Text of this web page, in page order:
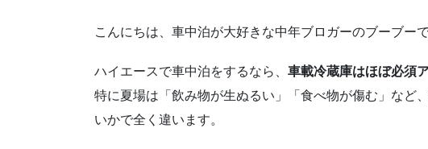
こんにちは、車中泊が大好きな中年ブロガーのブーブーで
ハイエースで車中泊をするなら、 車載冷蔵庫はほぼ必須
特に夏場は「飲み物が生ぬるい」「食べ物が傷む」など
いかで全く違います。